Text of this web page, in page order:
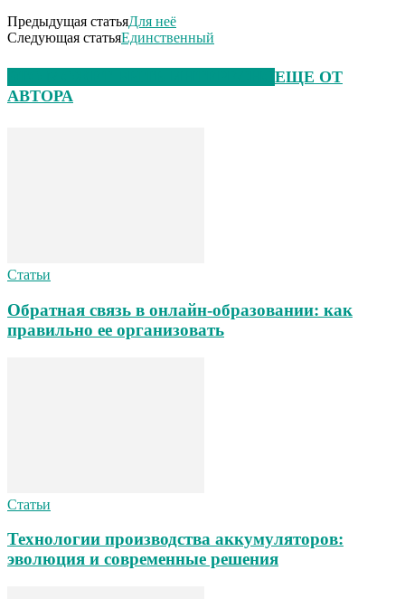
Предыдущая статьяДля неё
Следующая статьяЕдинственный
ЕЩЕ ОТ
АВТОРА
Статьи
Обратная связь в онлайн-образовании: как
правильно ее организовать
Статьи
Технологии производства аккумуляторов:
эволюция и современные решения